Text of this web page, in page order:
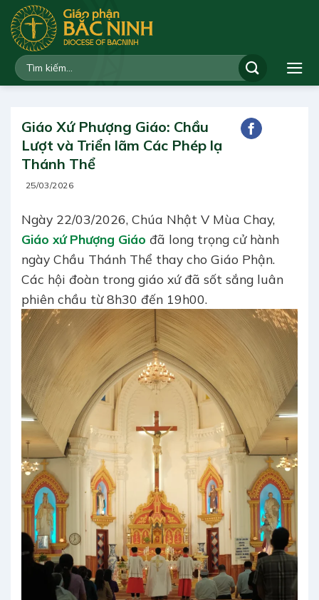
qua
dung
Giáo Xứ Phượng Giáo: Chầu
Lượt và Triển lãm Các Phép lạ
Thánh Thể
25/03/2026
Ngày 22/03/2026, Chúa Nhật V Mùa Chay,
Giáo xứ Phượng Giáo đã long trọng cử hành
ngày Chầu Thánh Thể thay cho Giáo Phận.
Các hội đoàn trong giáo xứ đã sốt sắng luân
phiên chầu từ 8h30 đến 19h00.